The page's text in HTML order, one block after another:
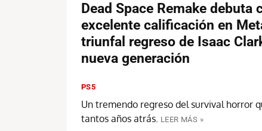
Dead Space Remake debuta
excelente calificación en
triunfal regreso de Isaac
nueva generación
PS5
Un tremendo regreso del survival horror
tantos años atrás. LEER MÁS »